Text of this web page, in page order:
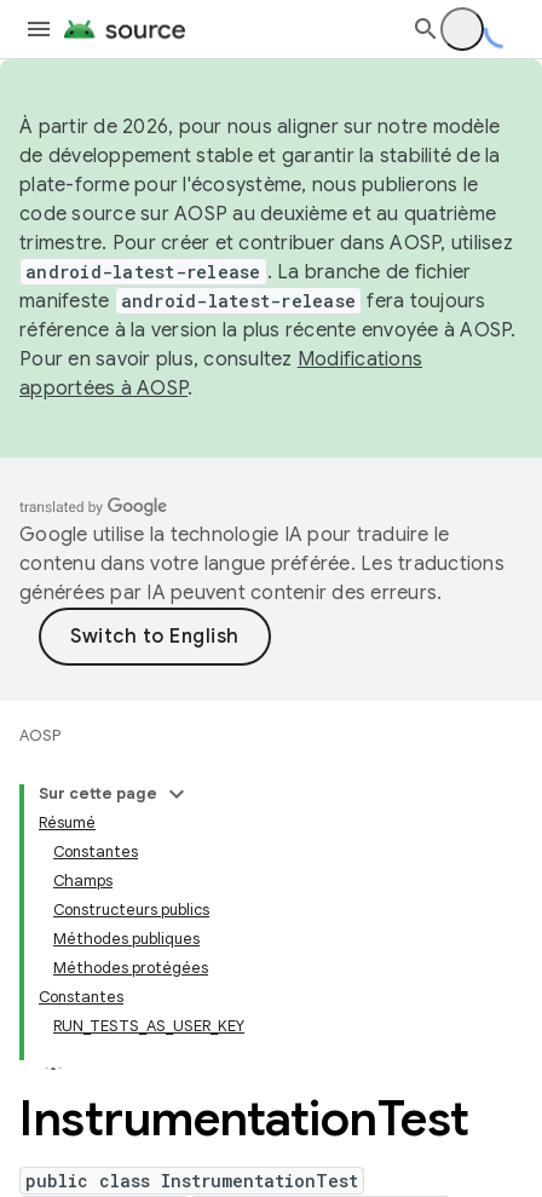
À partir de 2026, pour nous aligner sur notre modèle
de développement stable et garantir la stabilité de la
plate-forme pour l'écosystème, nous publierons le
code source sur AOSP au deuxième et au quatrième
trimestre. Pour créer et contribuer dans AOSP, utilisez
android-latest-release . La branche de fichier
manifeste android-latest-release fera toujours
référence à la version la plus récente envoyée à AOSP.
Pour en savoir plus, consultez Modifications
apportées à AOSP.
Google utilise la technologie IA pour traduire le
contenu dans votre langue préférée. Les traductions
générées par IA peuvent contenir des erreurs.
AOSP
Sur cette page
Résumé
Constantes
Champs
Constructeurs publics
Méthodes publiques
Méthodes protégées
Constantes
RUN_TESTS_AS_USER_KEY
InstrumentationTest
public class InstrumentationTest